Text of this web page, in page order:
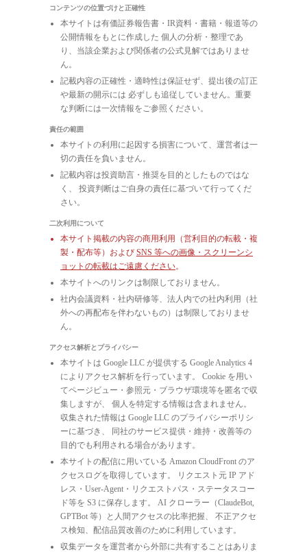
コンテンツの位置づけと正確性
本サイトは有価証券報告書・IR資料・書籍・報道等の
公開情報をもとに作成した 個人の分析・整理であ
り、当該企業および関係者の公式見解ではありませ
ん。
記載内容の正確性・適時性は保証せず、提出後の訂正
や最新の開示には 必ずしも追従していません。重要
な判断には一次情報をご参照ください。
責任の範囲
本サイトの利用に起因する損害について、運営者は一
切の責任を負いません。
記載内容は投資助言・推奨を目的としたものではな
く、 投資判断はご自身の責任に基づいて行ってくだ
さい。
二次利用について
本サイト掲載の内容の商用利用（営利目的の転載・複
製・配布等）および SNS 等への画像・スクリーンシ
ョットの転載はご遠慮ください。
本サイトへのリンクは制限しておりません。
社内会議資料・社内研修等、法人内での社内利用（社
外への再配布を伴わないもの）は制限しておりませ
ん。
アクセス解析とプライバシー
本サイトは Google LLC が提供する Google Analytics 4
によりアクセス解析を行っています。 Cookie を用い
てページビュー・参照元・ブラウザ環境等を匿名で収
集しますが、 個人を特定する情報は含まれません。
収集された情報は Google LLC のプライバシーポリシ
ーに基づき、 同社のサービス提供・維持・改善等の
目的でも利用される場合があります。
本サイトの配信に用いている Amazon CloudFront のア
クセスログを取得しています。 リクエスト元 IP アド
レス・User-Agent・リクエストパス・ステータスコー
ド等を S3 に保存します。 AI クローラー（ClaudeBot,
GPTBot 等）と人間アクセスの比率把握、 不正アクセ
ス検知、配信品質改善のために利用しています。
収集データを運営者から外部に共有することはありま